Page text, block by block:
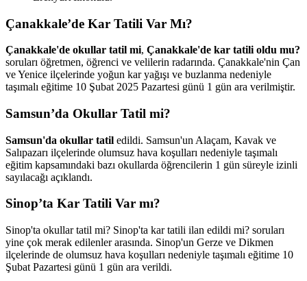
Çanakkale’de Kar Tatili Var Mı?
Çanakkale'de okullar tatil mi, Çanakkale'de kar tatili oldu mu?
soruları öğretmen, öğrenci ve velilerin radarında. Çanakkale'nin Çan
ve Yenice ilçelerinde yoğun kar yağışı ve buzlanma nedeniyle
taşımalı eğitime 10 Şubat 2025 Pazartesi günü 1 gün ara verilmiştir.
Samsun’da Okullar Tatil mi?
Samsun'da okullar tatil edildi. Samsun'un Alaçam, Kavak ve
Salıpazarı ilçelerinde olumsuz hava koşulları nedeniyle taşımalı
eğitim kapsamındaki bazı okullarda öğrencilerin 1 gün süreyle izinli
sayılacağı açıklandı.
Sinop’ta Kar Tatili Var mı?
Sinop'ta okullar tatil mi? Sinop'ta kar tatili ilan edildi mi? soruları
yine çok merak edilenler arasında. Sinop'un Gerze ve Dikmen
ilçelerinde de olumsuz hava koşulları nedeniyle taşımalı eğitime 10
Şubat Pazartesi günü 1 gün ara verildi.